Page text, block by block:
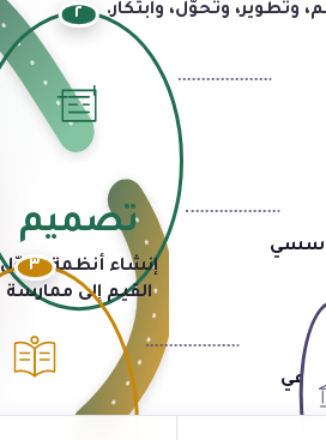
وتحوّل، وابتكار.
٢
تصميم
إنشاء أنظمة تحوّل
القيم إلى ممارسة
٣